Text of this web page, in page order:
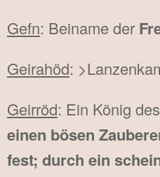
Gefn: Beiname der
Geirahöd:
Geirröd: Ein König
einen bösen
fest; durch ein